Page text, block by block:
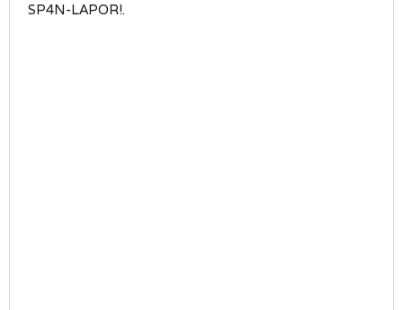
SP4N-LAPOR!.